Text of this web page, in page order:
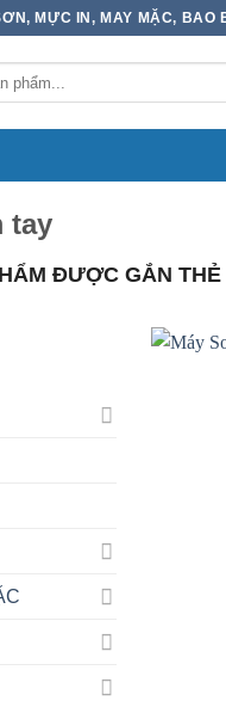
MỰC IN, MAY MẶC, BAO
tay
ĐƯỢC GẮN